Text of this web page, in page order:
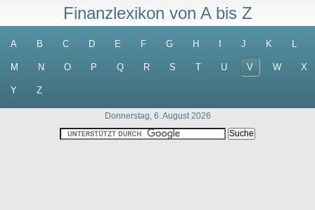
Finanzlexikon von A bis Z
A B C D E F G H J K L
M N O P Q R S T U V W X
Y Z
Donnerstag, 6. August 2026